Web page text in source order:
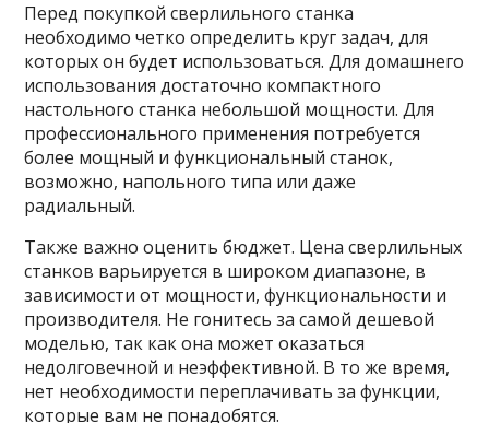
Перед покупкой сверлильного станка
необходимо четко определить круг задач, для
которых он будет использоваться. Для домашнего
использования достаточно компактного
настольного станка небольшой мощности. Для
профессионального применения потребуется
более мощный и функциональный станок,
возможно, напольного типа или даже
радиальный.
Также важно оценить бюджет. Цена сверлильных
станков варьируется в широком диапазоне, в
зависимости от мощности, функциональности и
производителя. Не гонитесь за самой дешевой
моделью, так как она может оказаться
недолговечной и неэффективной. В то же время,
нет необходимости переплачивать за функции,
которые вам не понадобятся.